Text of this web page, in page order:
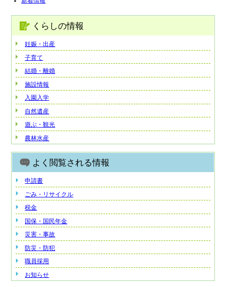
くらしの情報
妊娠・出産
子育て
結婚・離婚
施設情報
入園入学
自然遺産
遊ぶ・観光
農林水産
よく閲覧される情報
申請書
ごみ・リサイクル
税金
国保・国民年金
災害・事故
防災・防犯
職員採用
お知らせ